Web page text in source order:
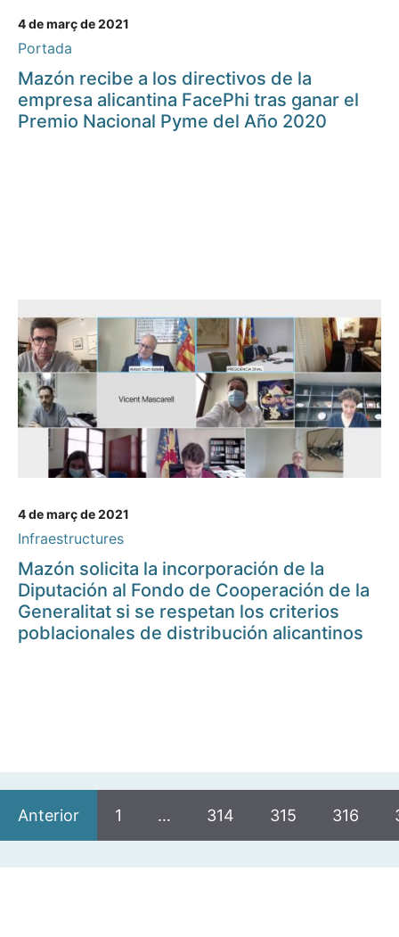
4 de març de 2021
Portada
Mazón recibe a los directivos de la
empresa alicantina FacePhi tras ganar el
Premio Nacional Pyme del Año 2020
4 de març de 2021
Infraestructures
Mazón solicita la incorporación de la
Diputación al Fondo de Cooperación de la
Generalitat si se respetan los criterios
poblacionales de distribución alicantinos
Anterior 1 … 314 315 316